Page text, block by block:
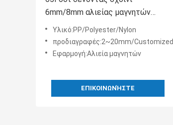
6mm/8mm αλιείας μαγνητών
υψηλής αντοχής σκοινί
πολυεστέρα
Υλικό:PP/Polyester/Nylon
προδιαγραφές:2~20mm/Customized
Εφαρμογή:Αλιεία μαγνητών
ΕΠΙΚΟΙΝΩΝΉΣΤΕ